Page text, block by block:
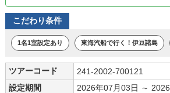
こだわり条件
1名1室設定あり 東海汽船で行く！伊豆諸島
ツアーコード
241-2002-700121
設定期間
2026年07月03日 ～